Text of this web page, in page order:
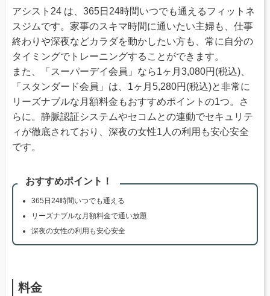
アシスト24 は、365日24時間いつでも通えるフィットネ
スジムです。家事のスキマ時間に通いたい主婦も、仕事
終わりや深夜などカラダを動かしたい方も、常に自分の
タイミングでトレーニングすることができます。
また、「スーパーデイ会員」なら1ヶ月3,080円(税込)、
「スタンダード会員」は、1ヶ月5,280円(税込)と非常に
リーズナブルな月額料金もおすすめポイントの1つ。さ
らに。静脈認証システムやセコムとの連動でセキュリテ
ィが徹底されており、深夜の女性1人の利用も安心安全
です。
おすすめポイント！
365日24時間いつでも通える
リーズナブルな月額料金で通い放題
深夜の女性の利用も安心安全
料金